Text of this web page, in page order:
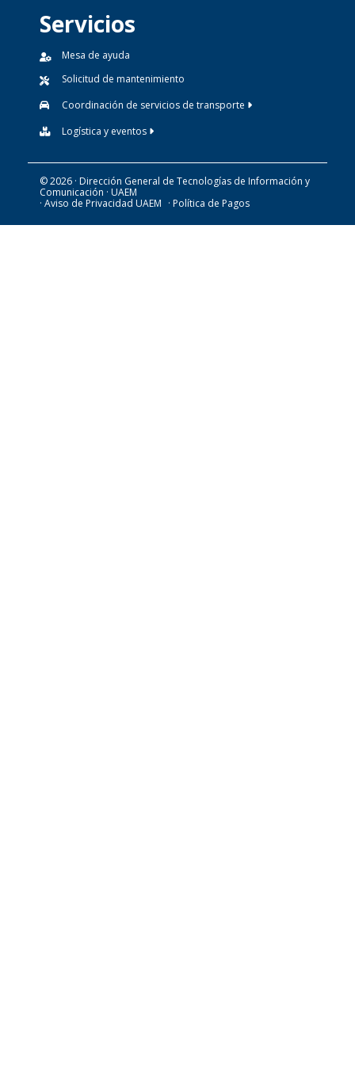
Servicios
Mesa de ayuda
Solicitud de mantenimiento
Coordinación de servicios de transporte
Logística y eventos
© 2026 · Dirección General de Tecnologías de Información y
Comunicación · UAEM
· Aviso de Privacidad UAEM · Política de Pagos